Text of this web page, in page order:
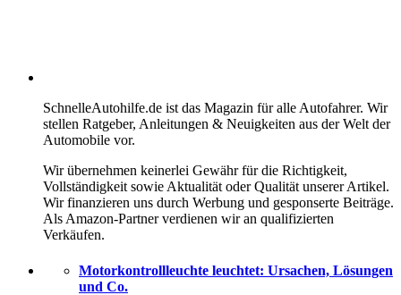
SchnelleAutohilfe.de ist das Magazin für alle Autofahrer. Wir
stellen Ratgeber, Anleitungen & Neuigkeiten aus der Welt der
Automobile vor.
Wir übernehmen keinerlei Gewähr für die Richtigkeit,
Vollständigkeit sowie Aktualität oder Qualität unserer Artikel.
Wir finanzieren uns durch Werbung und gesponserte Beiträge.
Als Amazon-Partner verdienen wir an qualifizierten
Verkäufen.
Motorkontrollleuchte leuchtet: Ursachen, Lösungen
und Co.